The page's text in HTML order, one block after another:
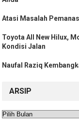
Atasi Masalah
Toyota All New Hilux,
Kondisi Jalan
Naufal Raziq
ARSIP
Arsip